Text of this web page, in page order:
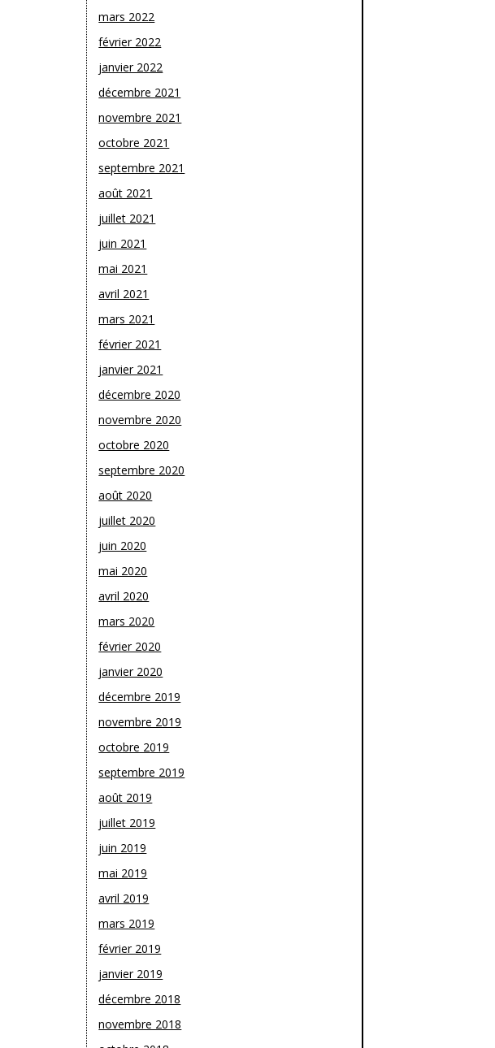
mars 2022
février 2022
janvier 2022
décembre 2021
novembre 2021
octobre 2021
septembre 2021
août 2021
juillet 2021
juin 2021
mai 2021
avril 2021
mars 2021
février 2021
janvier 2021
décembre 2020
novembre 2020
octobre 2020
septembre 2020
août 2020
juillet 2020
juin 2020
mai 2020
avril 2020
mars 2020
février 2020
janvier 2020
décembre 2019
novembre 2019
octobre 2019
septembre 2019
août 2019
juillet 2019
juin 2019
mai 2019
avril 2019
mars 2019
février 2019
janvier 2019
décembre 2018
novembre 2018